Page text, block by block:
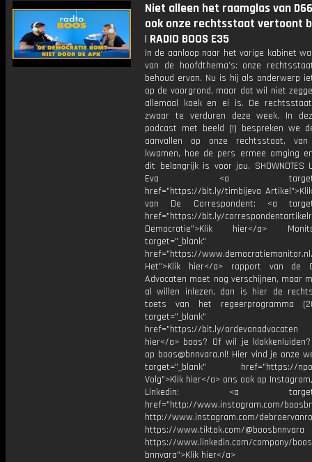
Niet alleen het raamglas van
ook onze rechtsstaat vertoont
| RADIO BOOS E35
In de aanloop naar het vorige kabinet
van de hoofdthema’s: onze
behoud ervan. Nu is hij als onderwerp
op de voorgrond, maar dat wil niet
allemaal koek en ei is. De
zwaar te verduren deze week. In
podcast met beeld (!) bespreken we
aanvallen op onze rechtsstaat,
kwamen, hoe de pers ermee omging
dit belangrijk is voor jou. SHOWNOTES
Eva <a
href="https://bit.ly/timbijeva
van De Correspondent: <a
href="https://bit.ly/
Democratie">Klik hier</a>
target="_blank"
href="https://
Het">Klik hier</a> rapport van de
Advocaten moet nog verschijnen, maar
al willen inlezen, dan is hier de
toets van het regeerprogramma
target="_blank"
href="https://bit.ly/ordevanadvocaten
hier</a> boos? Of wil je
op boos@bnnvara.nl! Hier vind je onze
target="_blank" href="https://
Volg">Klik hier</a> ons ook op
Linkedin: <a
href="http://www.instagram.com/
http://www.instagram.com/
https://www.tiktok.com/@boosbnnvara
https://www.linkedin.com/company/
bnnvara">Klik hier</a>